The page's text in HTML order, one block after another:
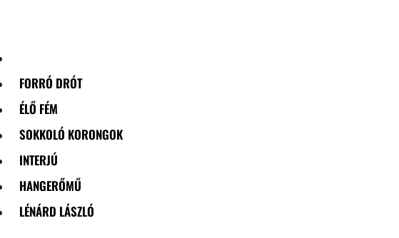
FORRÓ DRÓT
ÉLŐ FÉM
SOKKOLÓ KORONGOK
INTERJÚ
HANGERŐMŰ
LÉNÁRD LÁSZLÓ